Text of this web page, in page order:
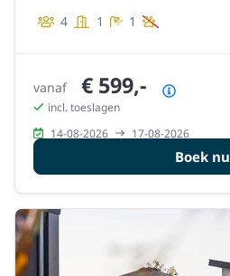
4 1 1
vanaf € 599,-
incl. toeslagen
14-08-2026
17-08-2026
Boek nu